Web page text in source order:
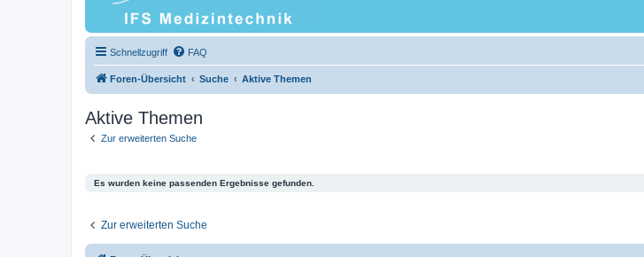
Schnellzugriff FAQ
Foren-Übersicht Suche Aktive Themen
Aktive Themen
Zur erweiterten Suche
Es wurden keine passenden Ergebnisse gefunden.
Zur erweiterten Suche